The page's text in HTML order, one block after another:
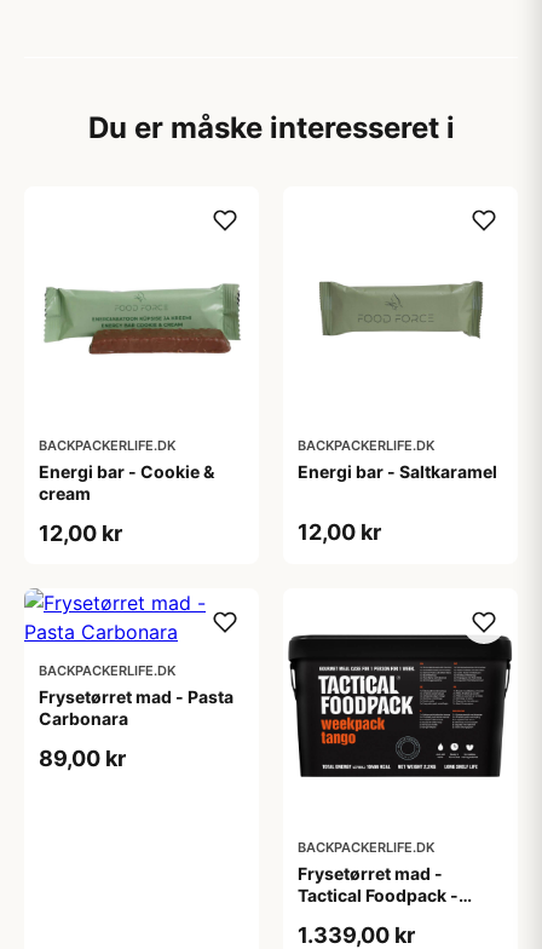
Du er måske interesseret i
BACKPACKERLIFE.DK
Energi bar - Cookie &
cream
12,00 kr
BACKPACKERLIFE.DK
Energi bar - Saltkaramel
12,00 kr
BACKPACKERLIFE.DK
Frysetørret mad - Pasta
Carbonara
89,00 kr
BACKPACKERLIFE.DK
Frysetørret mad -
Tactical Foodpack -
1.339,00 kr